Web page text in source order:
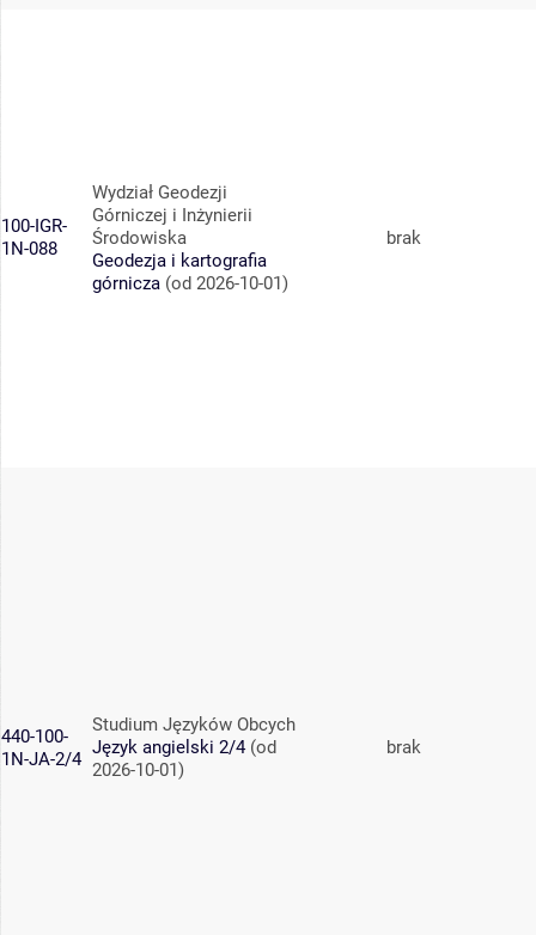
100-IGR-
1N-088
Wydział Geodezji
Górniczej i Inżynierii
Środowiska
Geodezja i kartografia
górnicza (od 2026-10-01)
brak
440-100-
1N-JA-2/4
Studium Języków Obcych
Język angielski 2/4 (od
2026-10-01)
brak